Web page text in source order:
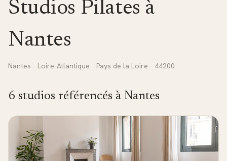
Studios Pilates à
Nantes
Nantes · Loire-Atlantique · Pays de la Loire · 44200
6 studios référencés à Nantes